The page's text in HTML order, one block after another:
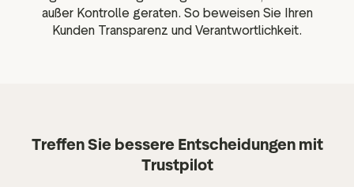
außer Kontrolle geraten. So beweisen Sie Ihren
Kunden Transparenz und Verantwortlichkeit.
Treffen Sie bessere Entscheidungen mit
Trustpilot